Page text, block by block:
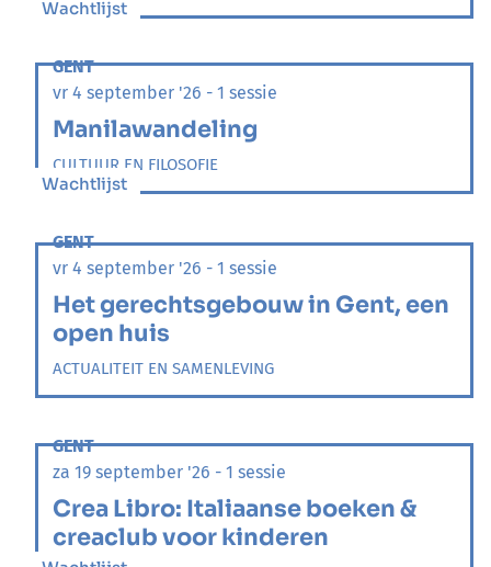
Wachtlijst
GENT
vr 4 september '26 - 1 sessie
Manilawandeling
CULTUUR EN FILOSOFIE
Wachtlijst
GENT
vr 4 september '26 - 1 sessie
Het gerechtsgebouw in Gent, een
open huis
ACTUALITEIT EN SAMENLEVING
GENT
za 19 september '26 - 1 sessie
Crea Libro: Italiaanse boeken &
creaclub voor kinderen